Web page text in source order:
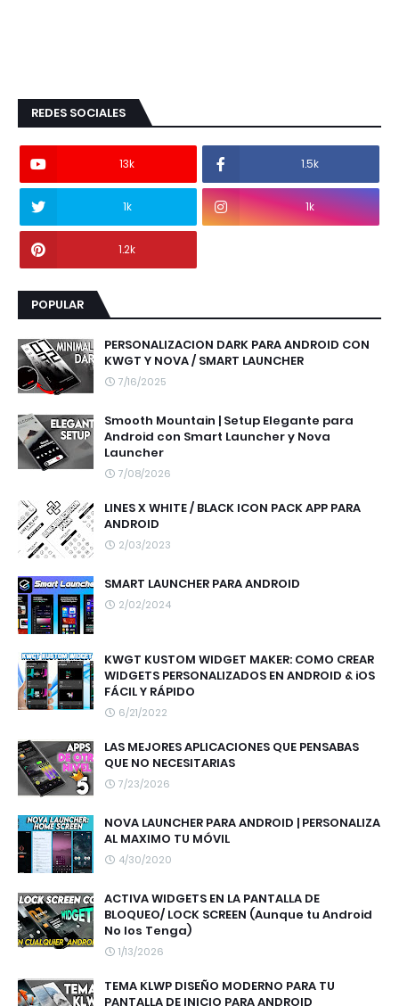
REDES SOCIALES
13k 1.5k
1k 1k
1.2k
POPULAR
PERSONALIZACION DARK PARA ANDROID CON
KWGT Y NOVA / SMART LAUNCHER
7/16/2025
Smooth Mountain | Setup Elegante para
Android con Smart Launcher y Nova
Launcher
7/08/2026
LINES X WHITE / BLACK ICON PACK APP PARA
ANDROID
2/03/2023
SMART LAUNCHER PARA ANDROID
2/02/2024
KWGT KUSTOM WIDGET MAKER: COMO CREAR
WIDGETS PERSONALIZADOS EN ANDROID & iOS
FÁCIL Y RÁPIDO
6/21/2022
LAS MEJORES APLICACIONES QUE PENSABAS
QUE NO NECESITARIAS
7/23/2026
NOVA LAUNCHER PARA ANDROID | PERSONALIZA
AL MAXIMO TU MÓVIL
4/30/2020
ACTIVA WIDGETS EN LA PANTALLA DE
BLOQUEO/ LOCK SCREEN (Aunque tu Android
No los Tenga)
1/13/2026
TEMA KLWP DISEÑO MODERNO PARA TU
PANTALLA DE INICIO PARA ANDROID